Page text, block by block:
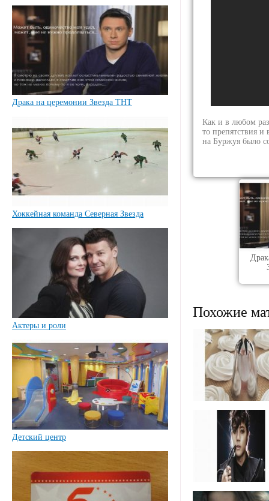
Драка на церемонии Звезда ТНТ
Хоккейная команда Северная Звезда
Актеры и роли
Детский центр
Как и в любом
то препятствия
на Буржуя было
Похожие